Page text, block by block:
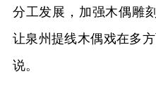
分工发展，加强木偶雕
让泉州提线木偶戏在多
说。